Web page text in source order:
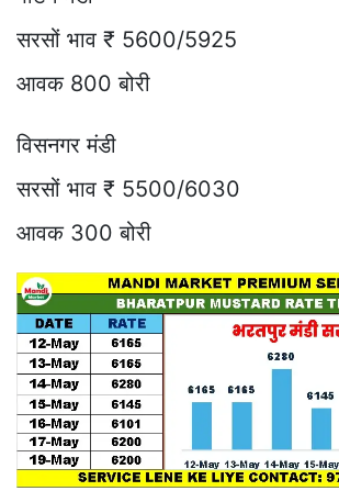
सरसों भाव ₹ 5600/5925
आवक 800 बोरी
विसनगर मंडी
सरसों भाव ₹ 5500/6030
आवक 300 बोरी